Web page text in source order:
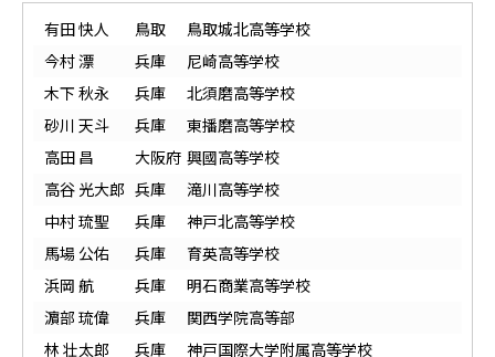
有田 快人 鳥取
鳥取城北高等学校
今村 漂
兵庫
尼崎高等学校
木下 秋永
兵庫
北須磨高等学校
砂川 天斗
兵庫
東播磨高等学校
高田 昌
大阪府 興國高等学校
高谷 光大郎 兵庫
滝川高等学校
中村 琉聖
兵庫
神戸北高等学校
馬場 公佑
兵庫
育英高等学校
浜岡 航
兵庫
明石商業高等学校
濵部 琉偉
兵庫
関西学院高等部
林 壮太郎
兵庫 神戸国際大学附属高等学校